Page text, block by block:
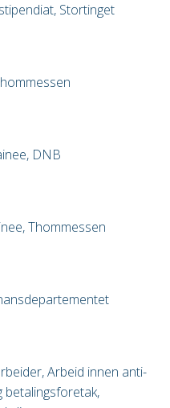
Stortinget
DNB
Thommessen
Arbeid innen anti-
betalingsforetak,